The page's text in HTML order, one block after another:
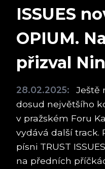
ISSUES
OPIUM.
přizval
28.02.2025:
Ještě
dosud největšího
v pražském Foru
vydává další track.
písni TRUST
na předních